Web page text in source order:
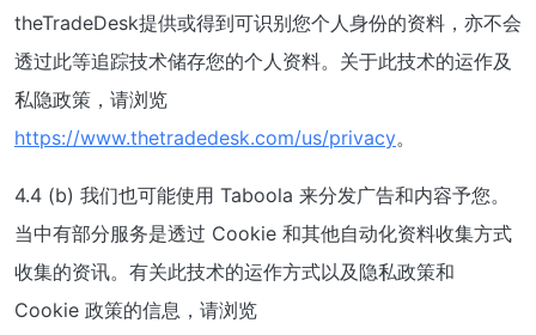
theTradeDesk提供或得到可识别您个人身份的资料，亦不会
透过此等追踪技术储存您的个人资料。关于此技术的运作及
私隐政策，请浏览
https://www.thetradedesk.com/us/privacy。
4.4 (b) 我们也可能使用 Taboola 来分发广告和内容予您。
当中有部分服务是透过 Cookie 和其他自动化资料收集方式
收集的资讯。有关此技术的运作方式以及隐私政策和
Cookie 政策的信息，请浏览